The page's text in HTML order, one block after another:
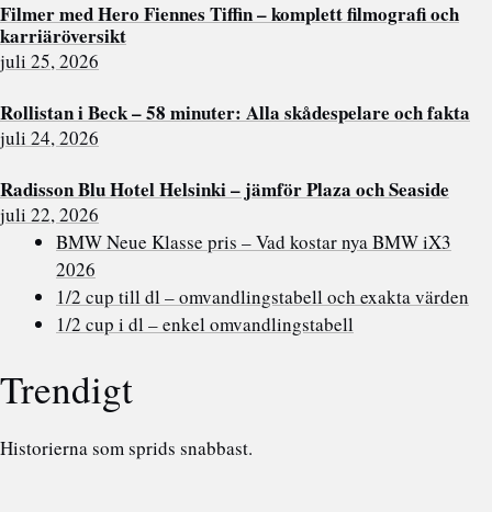
Filmer med Hero Fiennes Tiffin – komplett filmografi och
karriäröversikt
juli 25, 2026
Rollistan i Beck – 58 minuter: Alla skådespelare och fakta
juli 24, 2026
Radisson Blu Hotel Helsinki – jämför Plaza och Seaside
juli 22, 2026
BMW Neue Klasse pris – Vad kostar nya BMW iX3
2026
1/2 cup till dl – omvandlingstabell och exakta värden
1/2 cup i dl – enkel omvandlingstabell
Trendigt
Historierna som sprids snabbast.